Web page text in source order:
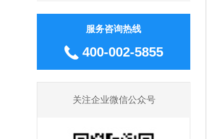
服务咨询热线
400-002-5855
关注企业微信公众号